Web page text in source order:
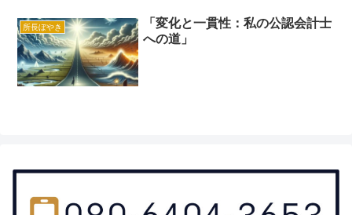
所長ぼやき
「変化と一貫性：私の公認会計士
への道」